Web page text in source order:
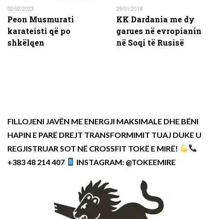
02/02/2023
Peon Musmurati
karateisti që po
shkëlqen
29/01/2018
KK Dardania me dy
garues në evropianin
në Soqi të Rusisë
FILLOJENI JAVËN ME ENERGJI MAKSIMALE DHE BËNI
HAPIN E PARË DREJT TRANSFORMIMIT TUAJ DUKE U
REGJISTRUAR SOT NË CROSSFIT TOKË E MIRË!
+383 48 214 407
INSTAGRAM: @TOKEEMIRE